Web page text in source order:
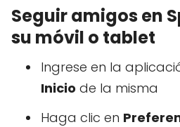
Seguir amigos en
su móvil o tablet
Ingrese en la
Inicio de la misma
Haga clic en